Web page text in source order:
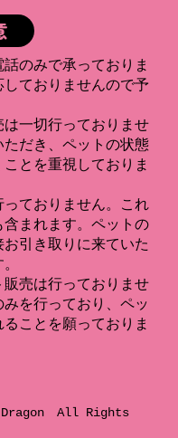
のみで承っておりま
ておりませんので予
一切行っておりませ
だき、ペットの状態
とを重視しておりま
ておりません。これ
まれます。ペットの
引き取りに来ていた
売は行っておりませ
を行っており、ペッ
ことを願っておりま
All Rights